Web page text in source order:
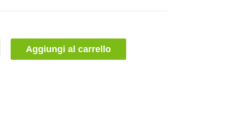
Aggiungi al carrello